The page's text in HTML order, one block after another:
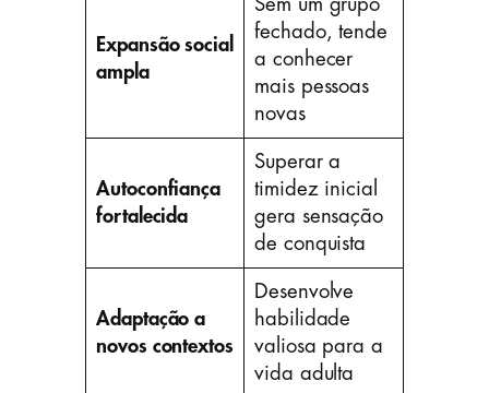
Expansão social
ampla
Sem um grupo
fechado, tende
a conhecer
mais pessoas
novas
Autoconfiança
fortalecida
Superar a
timidez inicial
gera sensação
de conquista
Adaptação a
novos contextos
Desenvolve
habilidade
valiosa para a
vida adulta